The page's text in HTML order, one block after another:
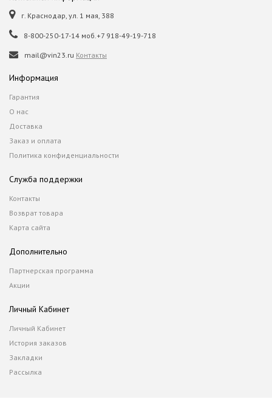
г. Краснодар, ул. 1 мая, 388
8-800-250-17-14 моб.+7 918-49-19-718
mail@vin23.ru Контакты
Информация
Гарантия
О нас
Доставка
Заказ и оплата
Политика конфиденциальности
Служба поддержки
Контакты
Возврат товара
Карта сайта
Дополнительно
Партнерская программа
Акции
Личный Кабинет
Личный Кабинет
История заказов
Закладки
Рассылка